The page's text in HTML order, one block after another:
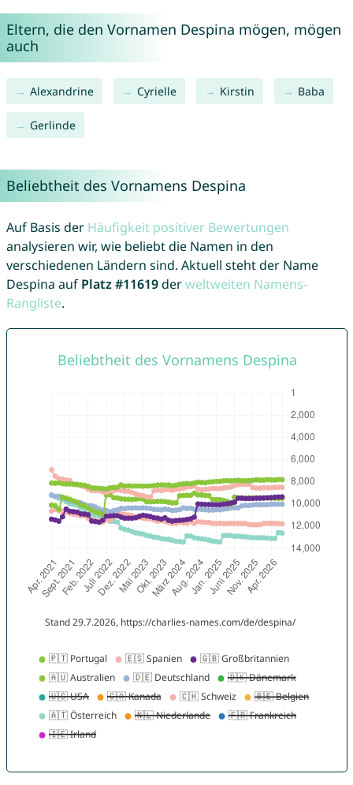
Eltern, die den Vornamen Despina mögen, mögen
auch
Alexandrine Cyrielle Kirstin Baba
Gerlinde
Beliebtheit des Vornamens Despina
Auf Basis der Häufigkeit positiver Bewertungen
analysieren wir, wie beliebt die Namen in den
verschiedenen Ländern sind. Aktuell steht der Name
Despina auf Platz #11619derweltweiten Namens-
Rangliste.